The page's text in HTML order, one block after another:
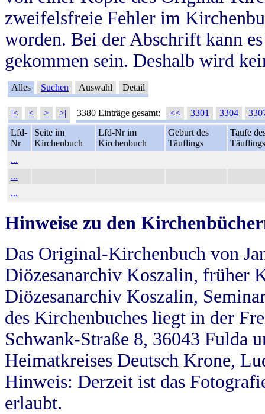
zweifelsfreie Fehler im
worden. Bei der Abschrift kann
gekommen sein. Deshalb wird
Alles Suchen Auswahl Detail
|< < > >| 3380 Einträge gesamt: << 3301 3304
Lfd-
Nr
Seite im
Kirchenbuch
Lfd-Nr im
Kirchenbuch
Geburt des
Täuflings
Taufe
Täuflings
...
...
...
Hinweise zu den
Das Original-Kirchenbuch von
Diözesanarchiv Koszalin, früher
Diözesanarchiv Koszalin,
des Kirchenbuches liegt in der
Schwank-Straße 8, 36043 Fulda
Heimatkreises Deutsch Krone,
Hinweis: Derzeit ist das
erlaubt.